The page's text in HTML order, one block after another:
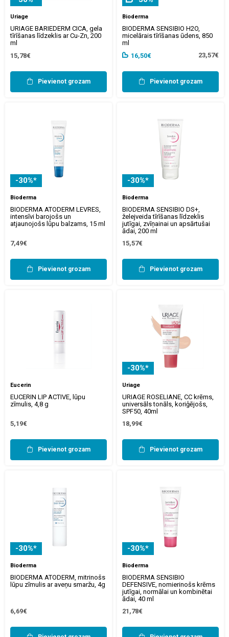
Uriage
URIAGE BARIEDERM CICA, gela
tīrīšanas līdzeklis ar Cu-Zn, 200
ml
15,78€
Pievienot grozam
Bioderma
BIODERMA SENSIBIO H2O,
micelārais tīrīšanas ūdens, 850
ml
16,50€
23,57€
Pievienot grozam
-30%*
Bioderma
BIODERMA ATODERM LEVRES,
intensīvi barojošs un
atjaunojošs lūpu balzams, 15 ml
7,49€
Pievienot grozam
-30%*
Bioderma
BIODERMA SENSIBIO DS+,
želejveida tīrīšanas līdzeklis
jutīgai, zvīņainai un apsārtušai
ādai, 200 ml
15,57€
Pievienot grozam
Eucerin
EUCERIN LIP ACTIVE, lūpu
zīmulis, 4,8 g
5,19€
Pievienot grozam
-30%*
Uriage
URIAGE ROSELIANE, CC krēms,
universāls tonāls, koriģējošs,
SPF50, 40ml
18,99€
Pievienot grozam
-30%*
Bioderma
BIODERMA ATODERM, mitrinošs
lūpu zīmulis ar aveņu smaržu, 4g
6,69€
-30%*
Bioderma
BIODERMA SENSIBIO
DEFENSIVE, nomierinošs krēms
jutīgai, normālai un kombinētai
ādai, 40 ml
21,78€